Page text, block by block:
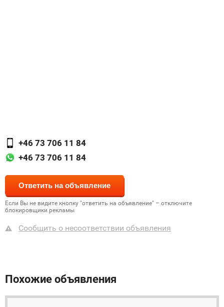
+46 73 706 11 84
+46 73 706 11 84
Если Вы не видите кнопку "ответить на объявление" – отключите
блокировщики рекламы
Сообщить о несоответствии объявления
Похожие объявления